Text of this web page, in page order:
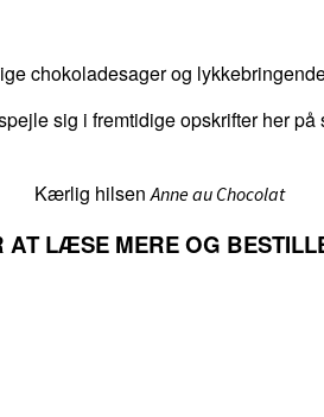
chokoladesager og
sig i fremtidige opskrifter her
Kærlig hilsenAnne au Chocolat
AT LÆSE MERE OG